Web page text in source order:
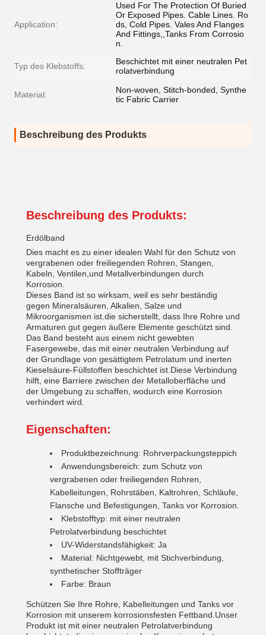
Application:
Used For The Protection Of Buried
Or Exposed Pipes. Cable Lines. Ro
ds, Cold Pipes. Vales And Flanges
And Fittings,,Tanks From Corrosio
n.
Typ des Klebstoffs:
Beschichtet mit einer neutralen Pet
rolatverbindung
Material:
Non-woven, Stitch-bonded, Synthe
tic Fabric Carrier
Beschreibung des Produkts
Beschreibung des Produkts:
Erdölband
Dies macht es zu einer idealen Wahl für den Schutz von
vergrabenen oder freiliegenden Rohren, Stangen,
Kabeln, Ventilen,und Metallverbindungen durch
Korrosion.
Dieses Band ist so wirksam, weil es sehr beständig
gegen Mineralsäuren, Alkalien, Salze und
Mikroorganismen ist.die sicherstellt, dass Ihre Rohre und
Armaturen gut gegen äußere Elemente geschützt sind.
Das Band besteht aus einem nicht gewebten
Fasergewebe, das mit einer neutralen Verbindung auf
der Grundlage von gesättigtem Petrolatum und inerten
Kieselsäure-Füllstoffen beschichtet ist.Diese Verbindung
hilft, eine Barriere zwischen der Metalloberfläche und
der Umgebung zu schaffen, wodurch eine Korrosion
verhindert wird.
Eigenschaften:
Produktbezeichnung: Rohrverpackungsteppich
Anwendungsbereich: zum Schutz von
vergrabenen oder freiliegenden Rohren,
Kabelleitungen, Rohrstäben, Kaltrohren, Schläufe,
Flansche und Befestigungen, Tanks vor Korrosion.
Klebstofftyp: mit einer neutralen
Petrolatverbindung beschichtet
UV-Widerstandsfähigkeit: Ja
Material: Nichtgewebt, mit Stichverbindung,
synthetischer Stoffträger
Farbe: Braun
Schützen Sie Ihre Rohre, Kabelleitungen und Tanks vor
Korrosion mit unserem korrosionsfesten Fettband.Unser
Produkt ist mit einer neutralen Petrolatverbindung